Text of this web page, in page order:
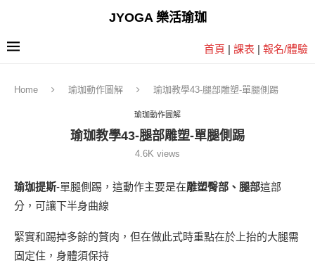
JYOGA 樂活瑜珈
首頁 | 課表 | 報名/體驗
Home 瑜珈動作圖解 瑜珈教學43-腿部雕塑-單腿側踢
瑜珈動作圖解
瑜珈教學43-腿部雕塑-單腿側踢
4.6K views
瑜珈提斯-單腿側踢，這動作主要是在雕塑臀部、腿部這部
分，可讓下半身曲線
緊實和踢掉多餘的贅肉，但在做此式時重點在於上抬的大腿需
固定住，身體須保持